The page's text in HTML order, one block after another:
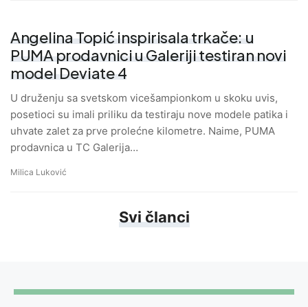
Angelina Topić inspirisala trkače: u
PUMA prodavnici u Galeriji testiran novi
model Deviate 4
U druženju sa svetskom vicešampionkom u skoku uvis,
posetioci su imali priliku da testiraju nove modele patika i
uhvate zalet za prve prolećne kilometre. Naime, PUMA
prodavnica u TC Galerija…
Milica Luković
Svi članci